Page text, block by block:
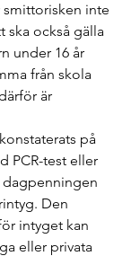
inte
ska också gälla
under 16 år
från skola
är
på
PCR-test eller
dagpenningen
Den
intyget kan
eller privata